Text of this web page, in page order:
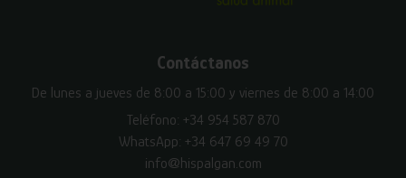
Contáctanos
De lunes a jueves de 8:00 a 15:00 y viernes de 8:00 a 14:00
Teléfono: +34 954 587 870
WhatsApp: +34 647 69 49 70
info@hispalgan.com